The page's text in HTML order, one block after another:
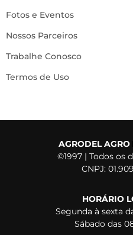
Fotos e Eventos
Nossos Parceiros
Trabalhe Conosco
Termos de Uso
AGRODEL AGRO
©1997 | Todos os
CNPJ:
HORÁRIO
Segunda à sexta
Sábado das